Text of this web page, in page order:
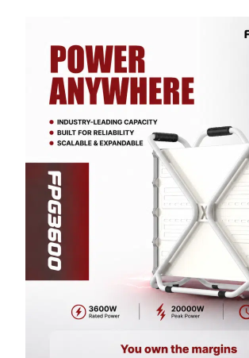
st
r
di
t
ts
A
p
p
e